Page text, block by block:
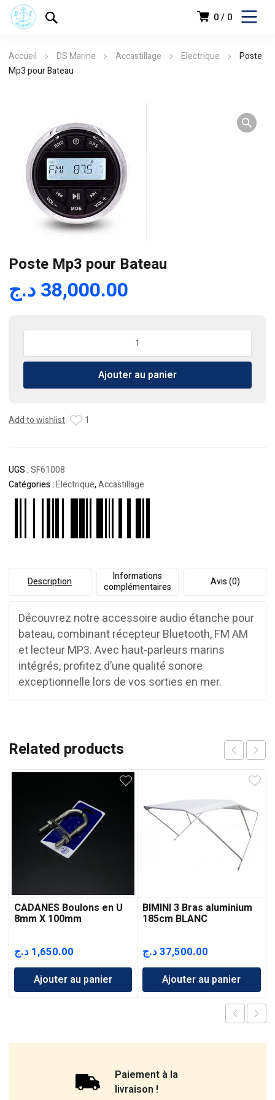
0 0
Accueil DS Marine Accastillage Electrique
Poste
Mp3 pour Bateau
Poste Mp3 pour Bateau
38,000.00د.ج
Poste
pour
Ajouter au panier
Add to wishlist 1
UGS :SF61008
Catégories :Electrique,Accastillage
Description
Informations
complémentaires
Avis (0)
Découvrez notre accessoire audio étanche pour
bateau, combinant récepteur Bluetooth, FM AM
et lecteur MP3. Avec haut-parleurs marins
intégrés, profitez d’une qualité sonore
exceptionnelle lors de vos sorties en mer.
Related products
CADANES Boulons en U
8mm X 100mm
1,650.00 د.ج
Ajouter au panier
BIMINI 3 Bras aluminium
185cm BLANC
37,500.00د.ج
Ajouter au panier
Paiement à la
livraison !